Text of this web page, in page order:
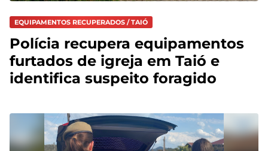
EQUIPAMENTOS RECUPERADOS / TAIÓ
Polícia recupera equipamentos
furtados de igreja em Taió e
identifica suspeito foragido